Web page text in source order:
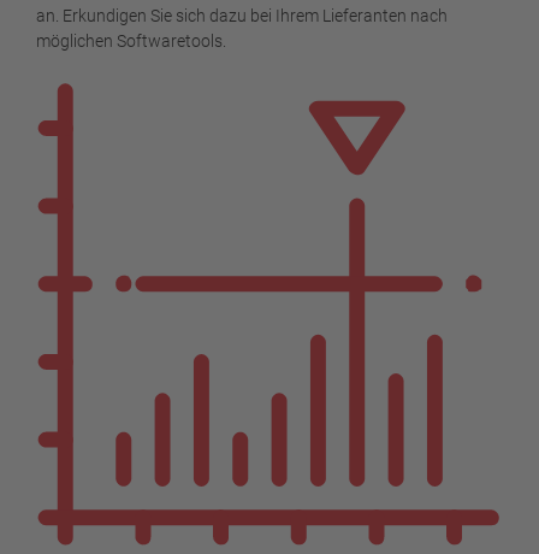
an. Erkundigen Sie sich dazu bei Ihrem Lieferanten nach
möglichen Softwaretools.